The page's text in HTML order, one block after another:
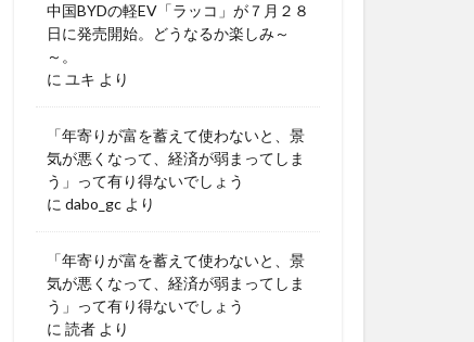
中国BYDの軽EV「ラッコ」が７月２８
日に発売開始。どうなるか楽しみ～
～。
に ユキ より
「年寄りが富を蓄えて使わないと、景
気が悪くなって、経済が弱まってしま
う」って有り得ないでしょう
に dabo_gc より
「年寄りが富を蓄えて使わないと、景
気が悪くなって、経済が弱まってしま
う」って有り得ないでしょう
に 読者 より